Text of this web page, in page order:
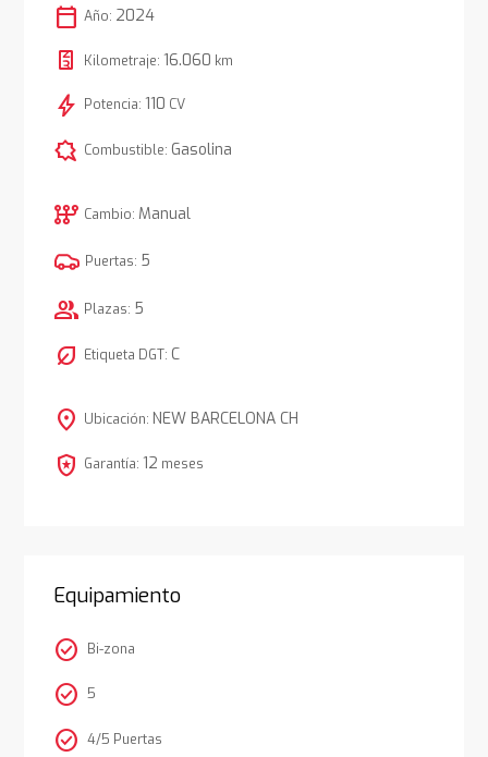
calendar_today Año: 2024
Kilometraje: 16.060 km
bolt Potencia: 110 CV
comic_bubble Combustible: Gasolina
auto_transmission Cambio: Manual
Puertas: 5
group Plazas: 5
nest_eco_leaf Etiqueta DGT: C
location_on Ubicación: NEW BARCELONA CH
local_police Garantía: 12 meses
Equipamiento
check_circle Bi-zona
check_circle 5
check_circle 4/5 Puertas